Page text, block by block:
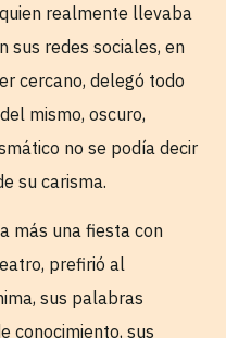
realmente llevaba
sus redes sociales, en
cercano, delegó todo
mismo, oscuro,
no se podía decir
su carisma.
más una fiesta con
prefirió al
sus palabras
conocimiento, sus